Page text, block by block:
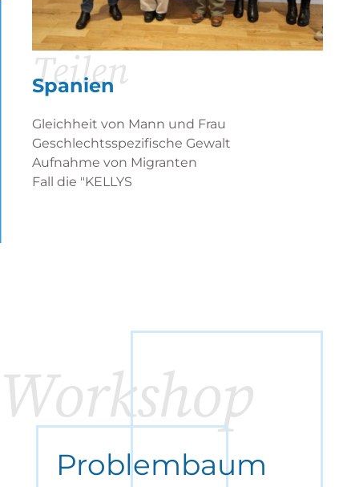
Europäisches Projekt
Spanien
Teilen
Gleichheit von Mann und Frau
Geschlechtsspezifische Gewalt
Aufnahme von Migranten
Fall die "KELLYS
Problembaum
Workshop